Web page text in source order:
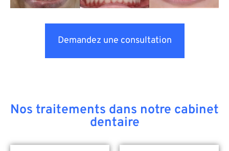
Demandez une consultation
Nos traitements dans notre cabinet
dentaire